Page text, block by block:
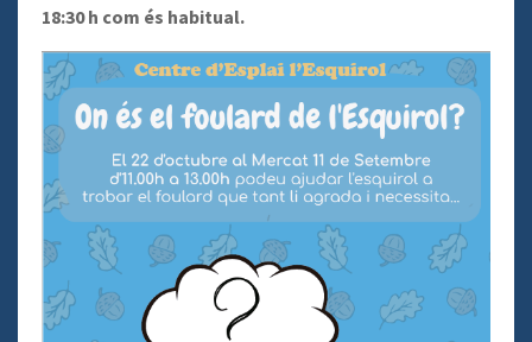
18:30 h com és habitual.